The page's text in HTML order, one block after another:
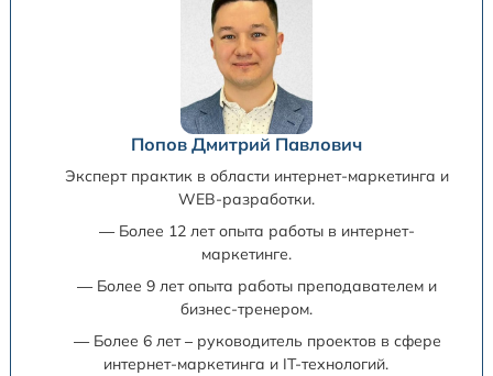
Попов Дмитрий Павлович
Эксперт практик в области интернет-маркетинга и
WEB-разработки.
— Более 12 лет опыта работы в интернет-
маркетинге.
— Более 9 лет опыта работы преподавателем и
бизнес-тренером.
— Более 6 лет – руководитель проектов в сфере
интернет-маркетинга и IT-технологий.